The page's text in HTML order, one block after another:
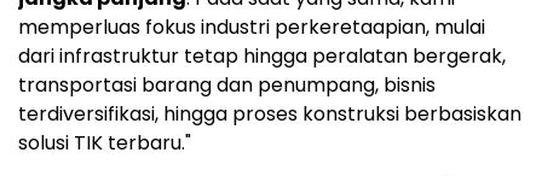
memperluas fokus industri perkeretaapian, mulai
dari infrastruktur tetap hingga peralatan bergerak,
transportasi barang dan penumpang, bisnis
terdiversifikasi, hingga proses konstruksi berbasiskan
solusi TIK terbaru."